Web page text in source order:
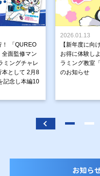
！ 「QUREO
面監修マン
ミングチャレ
本として 2月8
記念し本編10
2026.01.13
【新年度に向
お得に体験し
ラミング教室
のお知らせ
お知ら